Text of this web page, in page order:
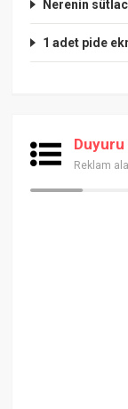
Nerenin
1 adet pide
Duyuru
Reklam